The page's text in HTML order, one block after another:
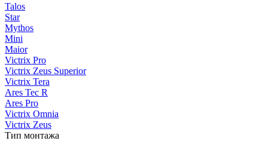
Talos
Star
Mythos
Mini
Maior
Victrix Pro
Victrix Zeus Superior
Victrix Tera
Ares Tec R
Ares Pro
Victrix Omnia
Victrix Zeus
Тип монтажа